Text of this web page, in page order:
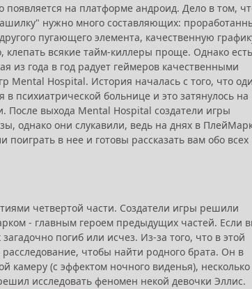
на платформе андроид. Дело в том,
нужно много составляющих:
пугающего элемента, качественную
клепать всякие тайм-киллеры проще. Однако
из года в год радует геймеров качественными
Mental Hospital. История началась с того, что
психиатрической больнице и это затянулось на
выхода Mental Hospital создатели игры
однако они слукавили, ведь на днях в
в нее и готовы рассказать вам обо всех
четвертой части. Создатели игры решили
- главным героем предыдущих частей. Если
погиб или исчез. Из-за того, что в этой
чтобы найти родного брата. Он в
камеру (с эффектом ночного виденья), несколько
исследовать феномен некой девочки Эллис.